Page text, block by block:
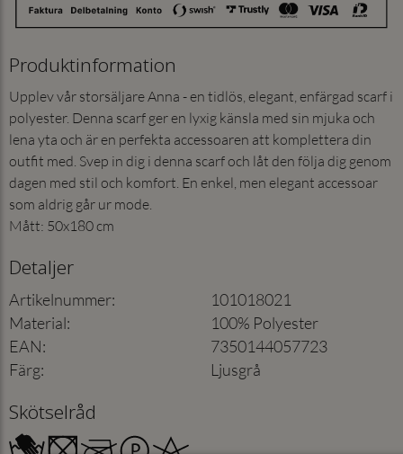
Produktinformation
Upplev vår storsäljare Anna - en tidlös, elegant, enfärgad scarf i
polyester. Denna scarf ger en lyxig känsla med sin mjuka och
lena yta och är en perfekta accessoaren att komplettera din
outfit med. Svep in dig i denna scarf och låt den följa dig genom
dagen med stil och komfort. En enkel, men elegant accessoar
som aldrig går ur mode.
Mått: 50x180 cm
Detaljer
Artikelnummer:
101018021
Material:
100% Polyester
EAN:
7350144057723
Färg: Ljusgrå
Skötselråd